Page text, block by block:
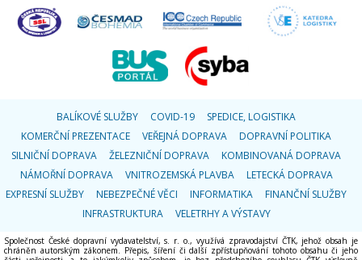
BALÍKOVÉ SLUŽBY COVID-19
SPEDICE, LOGISTIKA
KOMERČNÍ PREZENTACE
VEŘEJNÁ DOPRAVA
DOPRAVNÍ POLITIKA
SILNIČNÍ DOPRAVA
ŽELEZNIČNÍ DOPRAVA
KOMBINOVANÁ DOPRAVA
NÁMOŘNÍ DOPRAVA
VNITROZEMSKÁ PLAVBA
LETECKÁ DOPRAVA
EXPRESNÍ SLUŽBY
NEBEZPEČNÉ VĚCI INFORMATIKA
FINANČNÍ SLUŽBY
INFRASTRUKTURA
VELETRHY A VÝSTAVY
Společnost České dopravní vydavatelství, s. r. o., využívá zpravodajství ČTK, jehož obsah je
chráněn autorským zákonem. Přepis, šíření či další zpřístupňování tohoto obsahu či jeho